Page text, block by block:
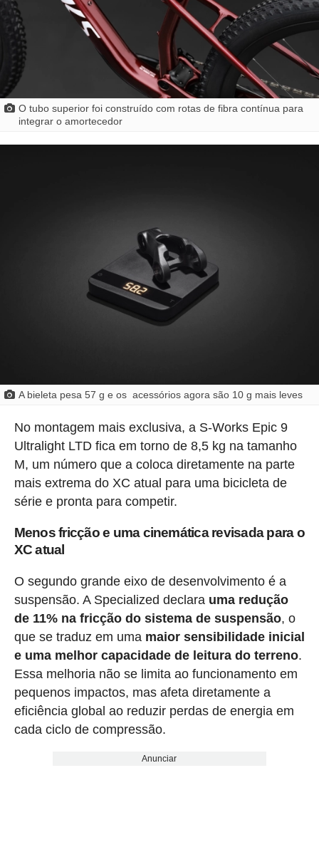
O tubo superior foi construído com rotas de fibra contínua para
integrar o amortecedor
A bieleta pesa 57 g e os acessórios agora são 10 g mais leves
No montagem mais exclusiva, a S-Works Epic 9
Ultralight LTD fica em torno de 8,5 kg na tamanho
M, um número que a coloca diretamente na parte
mais extrema do XC atual para uma bicicleta de
série e pronta para competir.
Menos fricção e uma cinemática revisada para o
XC atual
O segundo grande eixo de desenvolvimento é a
suspensão. A Specialized declara uma redução
de 11% na fricção do sistema de suspensão, o
que se traduz em uma maior sensibilidade inicial
e uma melhor capacidade de leitura do terreno.
Essa melhoria não se limita ao funcionamento em
pequenos impactos, mas afeta diretamente a
eficiência global ao reduzir perdas de energia em
cada ciclo de compressão.
Anunciar